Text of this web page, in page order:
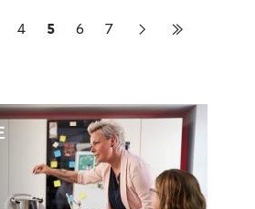
4 5 6 7